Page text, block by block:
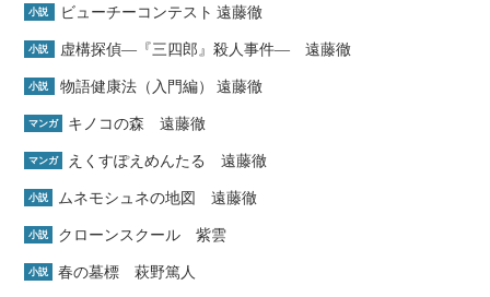
小説 ビューチーコンテスト 遠藤徹
小説 虚構探偵―『三四郎』殺人事件― 遠藤徹
小説 物語健康法（入門編） 遠藤徹
マンガ キノコの森 遠藤徹
マンガ えくすぽえめんたる 遠藤徹
小説 ムネモシュネの地図 遠藤徹
小説 クローンスクール 紫雲
小説 春の墓標 萩野篤人